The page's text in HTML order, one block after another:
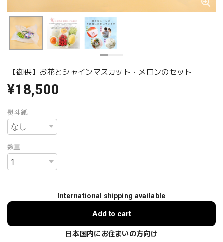
【御供】お花とシャインマスカット・メロンのセット
¥18,500
熨斗紙
数量
International shipping available
Add to cart
日本国内にお住まいの方向け